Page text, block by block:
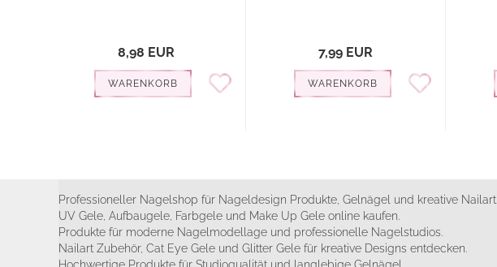
8,98 EUR
WARENKORB
7,99 EUR
WARENKORB
Professioneller Nagelshop für Nageldesign Produkte, Gelnägel und kreative Nailart.
UV Gele, Aufbaugele, Farbgele und Make Up Gele online kaufen.
Produkte für moderne Nagelmodellage und professionelle Nagelstudios.
Nailart Zubehör, Cat Eye Gele und Glitter Gele für kreative Designs entdecken.